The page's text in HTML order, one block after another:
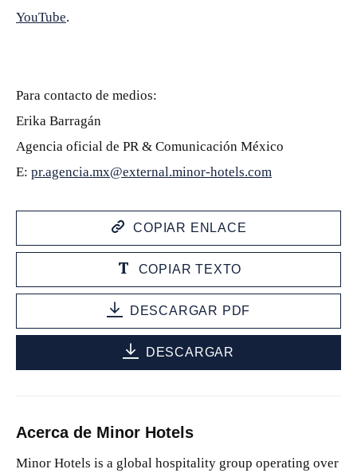
YouTube.
Para contacto de medios:
Erika Barragán
Agencia oficial de PR & Comunicación México
E: pr.agencia.mx@external.minor-hotels.com
COPIAR ENLACE
COPIAR TEXTO
DESCARGAR PDF
DESCARGAR
Acerca de Minor Hotels
Minor Hotels is a global hospitality group operating over